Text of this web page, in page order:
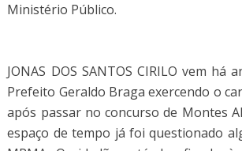
Ministério Público.
JONAS DOS SANTOS CIRILO vem há
Prefeito Geraldo Braga exercendo o
após passar no concurso de Montes
espaço de tempo já foi questionado